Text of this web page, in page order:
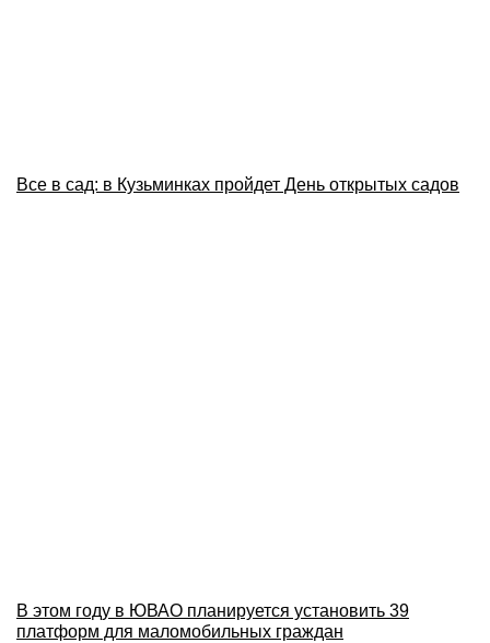
Все в сад: в Кузьминках пройдет День открытых садов
В этом году в ЮВАО планируется установить 39
платформ для маломобильных граждан